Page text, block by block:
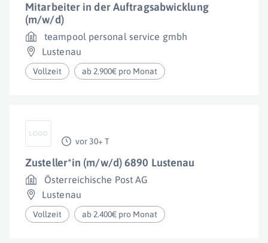
Mitarbeiter in der Auftragsabwicklung
(m/w/d)
teampool personal service gmbh
Lustenau
Vollzeit ab 2.900€ pro Monat
vor 30+ T
Zusteller*in (m/w/d) 6890 Lustenau
Österreichische Post AG
Lustenau
Vollzeit ab 2.400€ pro Monat